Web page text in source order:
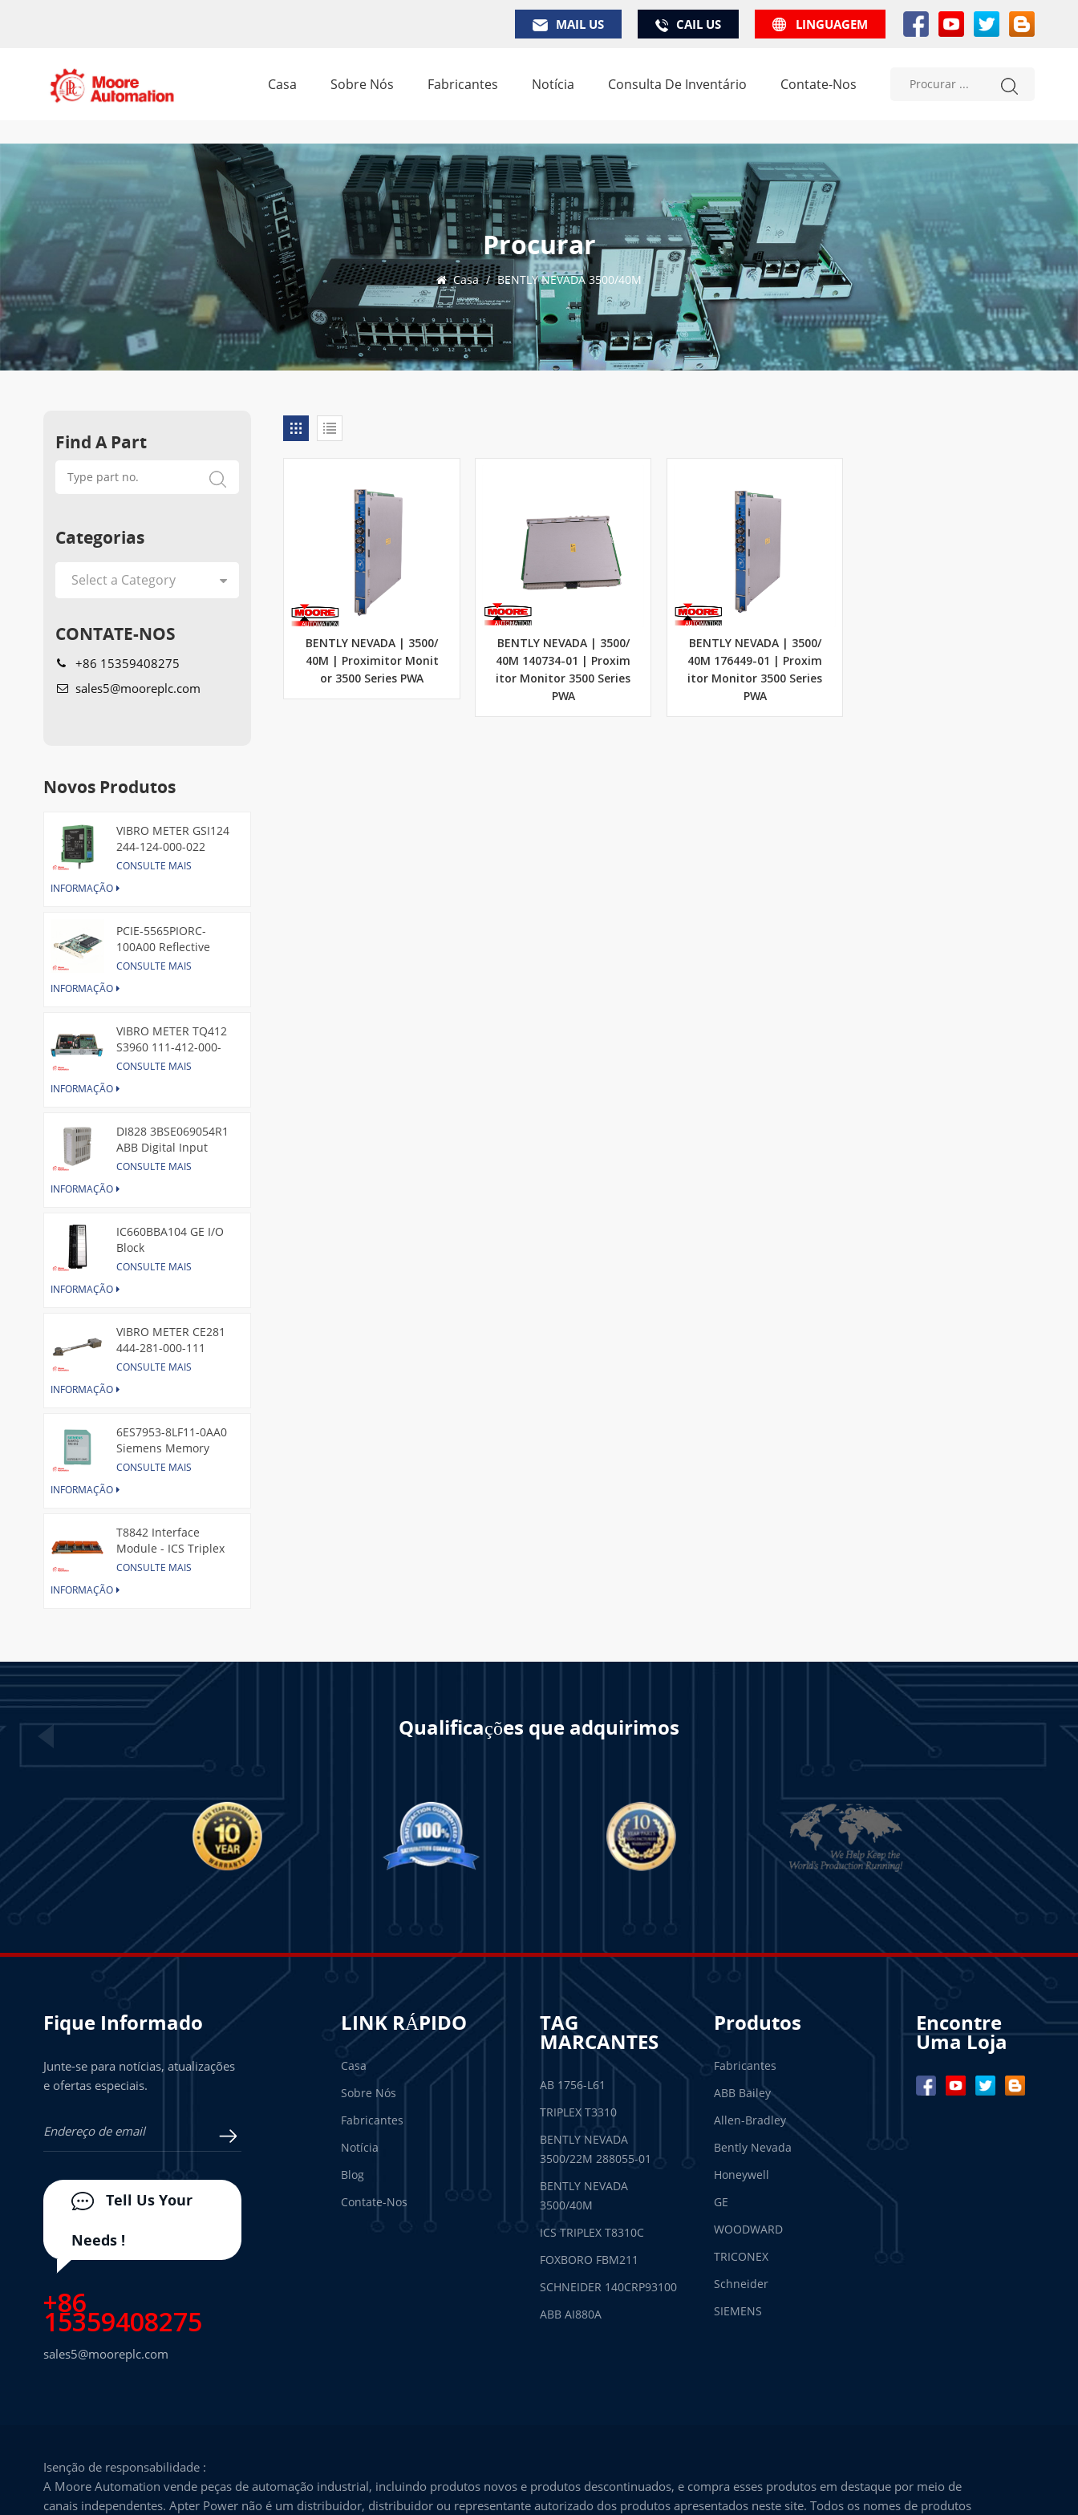
MAIL US CAIL US LINGUAGEM
Casa Sobre Nós Fabricantes Notícia Consulta De Inventário Contate-Nos
Procurar
Casa / BENTLY NEVADA 3500/40M
BENTLY NEVADA | 3500/
40M | Proximitor Monit
or 3500 Series PWA
BENTLY NEVADA | 3500/
40M 140734-01 | Proxim
itor Monitor 3500 Series
PWA
BENTLY NEVADA | 3500/
40M 176449-01 | Proxim
itor Monitor 3500 Series
PWA
Find A Part
Categorias
CONTATE-NOS
+86 15359408275
sales5@mooreplc.com
Novos Produtos
VIBRO METER GSI124
244-124-000-022
Piezoelectric Pressure
CONSULTE MAIS
INFORMAÇÃO
PCIE-5565PIORC-
100A00 Reflective
Memory PCI Express
CONSULTE MAIS
INFORMAÇÃO
VIBRO METER TQ412
S3960 111-412-000-
013 Reverse Mount
CONSULTE MAIS
INFORMAÇÃO
DI828 3BSE069054R1
ABB Digital Input
Module
CONSULTE MAIS
INFORMAÇÃO
IC660BBA104 GE I/O
Block
CONSULTE MAIS
INFORMAÇÃO
VIBRO METER CE281
444-281-000-111
Piezoelectric Pressure
CONSULTE MAIS
INFORMAÇÃO
6ES7953-8LF11-0AA0
Siemens Memory
Card
CONSULTE MAIS
INFORMAÇÃO
T8842 Interface
Module - ICS Triplex
CONSULTE MAIS
INFORMAÇÃO
Qualificações que adquirimos
Fique Informado
Junte-se para notícias, atualizações
e ofertas especiais.
Tell Us Your
Needs !
+86
15359408275
sales5@mooreplc.com
LINK RÁPIDO
Casa
Sobre Nós
Fabricantes
Notícia
Blog
Contate-Nos
TAG
MARCANTES
AB 1756-L61
TRIPLEX T3310
BENTLY NEVADA
3500/22M 288055-01
BENTLY NEVADA
3500/40M
ICS TRIPLEX T8310C
FOXBORO FBM211
SCHNEIDER 140CRP93100
ABB AI880A
Produtos
Fabricantes
ABB Bailey
Allen-Bradley
Bently Nevada
Honeywell
GE
WOODWARD
TRICONEX
Schneider
SIEMENS
Encontre
Uma Loja
Isenção de responsabilidade :
A Moore Automation vende peças de automação industrial, incluindo produtos novos e produtos descontinuados, e compra esses produtos em destaque por meio de
canais independentes. Apter Power não é um distribuidor, distribuidor ou representante autorizado dos produtos apresentados neste site. Todos os nomes de produtos